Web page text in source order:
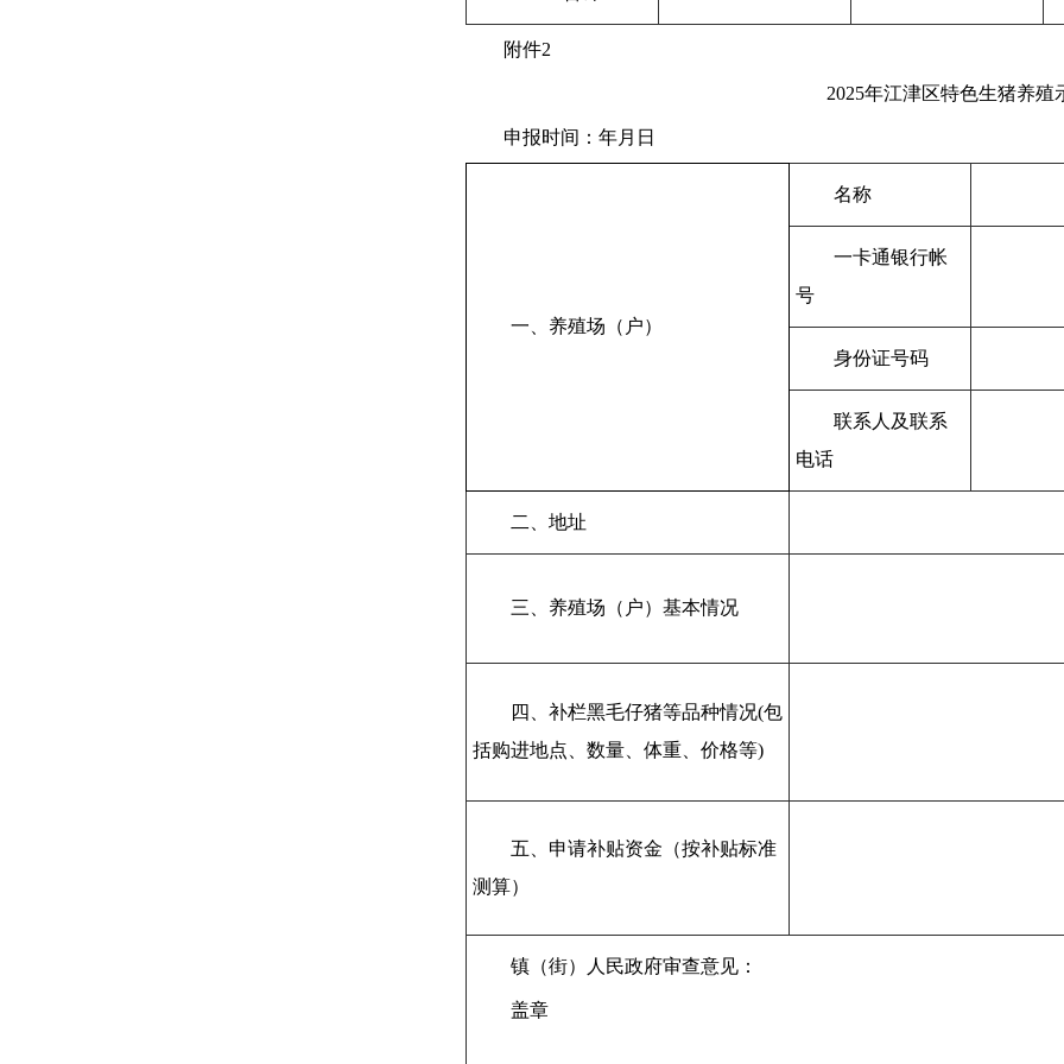
附件2
2025年江津区特色生猪养殖
申报时间： 年月 日
一、养殖场（户）
名称
一卡通银行帐
号
身份证号码
联系人及联系
电话
二、 地址
三、 养殖场（户）基本情况
四、补栏黑毛仔猪等品种情况(包
括购进地点、数量、体重、价格等)
五、 申请补贴资金（按补贴标准
测算）
镇（街）人民政府审查意见：
盖章